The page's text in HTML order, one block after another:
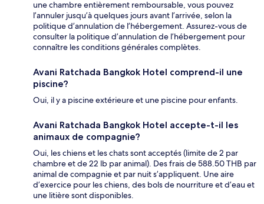
une chambre entièrement remboursable, vous pouvez
l’annuler jusqu’à quelques jours avant l’arrivée, selon la
politique d’annulation de l’hébergement. Assurez-vous de
consulter la politique d’annulation de l’hébergement pour
connaître les conditions générales complètes.
Avani Ratchada Bangkok Hotel comprend-il une
piscine?
Oui, il y a piscine extérieure et une piscine pour enfants.
Avani Ratchada Bangkok Hotel accepte-t-il les
animaux de compagnie?
Oui, les chiens et les chats sont acceptés (limite de 2 par
chambre et de 22 lb par animal). Des frais de 588.50 THB par
animal de compagnie et par nuit s’appliquent. Une aire
d’exercice pour les chiens, des bols de nourriture et d’eau et
une litière sont disponibles.